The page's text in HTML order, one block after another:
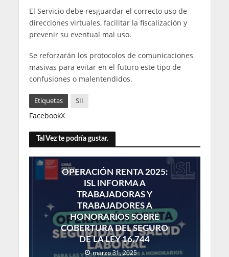
El Servicio debe resguardar el correcto uso de
direcciones virtuales, facilitar la fiscalización y
prevenir su eventual mal uso.
Se reforzarán los protocolos de comunicaciones
masivas para evitar en el futuro este tipo de
confusiones o malentendidos.
Etiquetas SII
FacebookX
Tal Vez te podría gustar.
OPERACIÓN RENTA 2025:
ISL INFORMA A
TRABAJADORAS Y
TRABAJADORES A
HONORARIOS SOBRE
COBERTURA DEL SEGURO
DE LA LEY 16.744
marzo 31, 2025